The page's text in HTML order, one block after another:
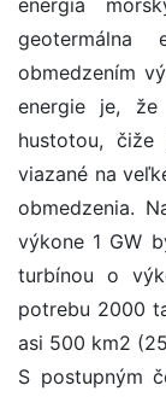
energia
geotermálna
obmedzením
energie je,
hustotou,
viazané na
obmedzenia.
výkone 1 GW
turbínou o
potrebu 2000
asi 500 km2
S postupným